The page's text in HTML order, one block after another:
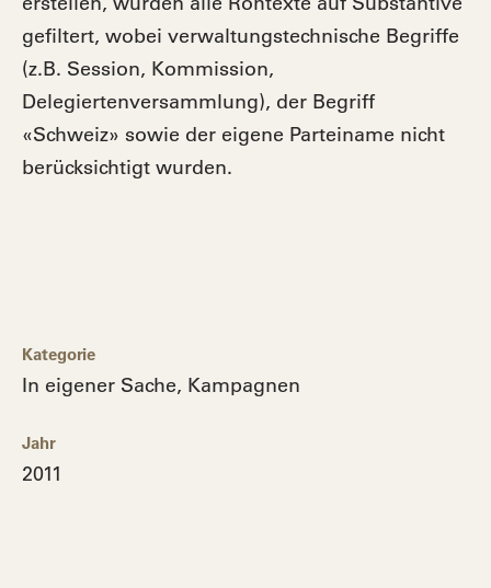
gefiltert, wobei verwaltungstechnische Begriffe
(z.B. Session, Kommission,
Delegiertenversammlung), der Begriff
«Schweiz» sowie der eigene Parteiname nicht
berücksichtigt wurden.
Kategorie
In eigener Sache, Kampagnen
Jahr
2011